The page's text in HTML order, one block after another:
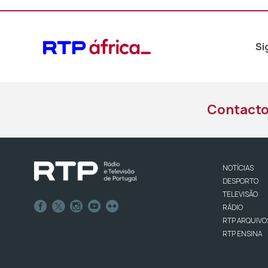
NOTÍCIAS
DESPORTO
TELEVISÃO
RÁDIO
RTP
RTP ENSINA